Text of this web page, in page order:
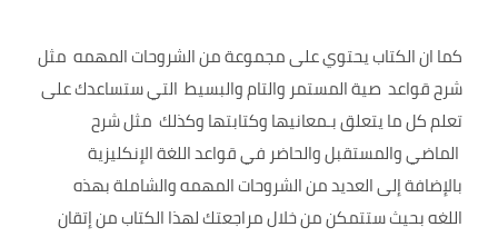
كما ان الكتاب يحتوي على مجموعة من الشروحات المهمه مثل
شرح قواعد صية المستمر والتام والبسيط التي ستساعدك على
تعلم كل ما يتعلق بـمعانيها وكتابتها وكذلك مثل شرح
الماضي والمستقبل والحاضر في قواعد اللغة الإنكليزية
بالإضافة إلى العديد من الشروحات المهمه والشاملة بهذه
اللغه بحيث ستتمكن من خلال مراجعتك لهذا الكتاب من إتقان